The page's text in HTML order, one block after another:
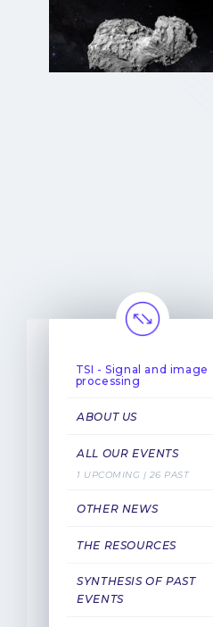
TSI - Signal and image
processing
ABOUT US
ALL OUR EVENTS
1 UPCOMING | 26 PAST
OTHER NEWS
THE RESOURCES
SYNTHESIS OF PAST
EVENTS